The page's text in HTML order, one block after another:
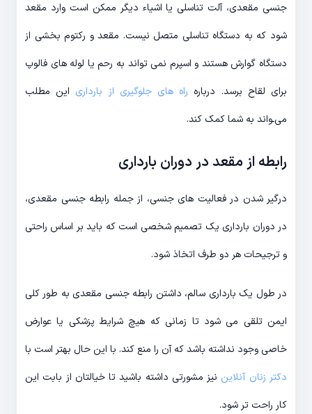
جنسی مقعدی، آلت تناسلی یا اشیاء دیگر ممکن است وارد مقعد
شود که به دستگاه تناسلی متصل نیست. مقعد و رکتوم بخشی از
دستگاه گوارش هستند و اسپرم نمی تواند به رحم یا لوله های فالوپ
برای لقاح برسد. درباره راه های جلوگیری از بارداری این مطلب
می‌ـواند به شما کمک کند.
رابطه از مقعد در دوران بارداری
درگیر شدن در فعالیت های جنسی، از جمله رابطه جنسی مقعدی،
در دوران بارداری یک تصمیم شخصی است که باید بر اساس راحتی
و ترجیحات هر دو طرف اتخاذ شود.
در طول یک بارداری سالم، داشتن رابطه جنسی مقعدی به طور کلی
ایمن تلقی می شود تا زمانی که هیچ شرایط پزشکی یا عوارض
خاصی وجود نداشته باشد که آن را منع کند. با این حال بهتر است با
دکتر زنان آنلاین نیز مشورتی داشته باشید تا خیالتان از بابت این
کار راحت تر شود.